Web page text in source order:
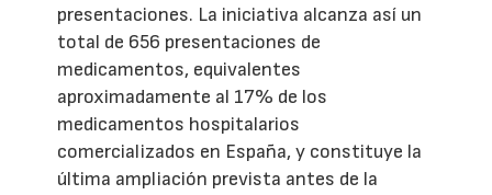
presentaciones. La iniciativa alcanza así un
total de 656 presentaciones de
medicamentos, equivalentes
aproximadamente al 17% de los
medicamentos hospitalarios
comercializados en España, y constituye la
última ampliación prevista antes de la